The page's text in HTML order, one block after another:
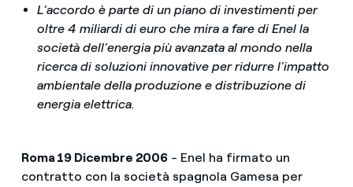
L’accordo è parte di un piano di investimenti per
oltre 4 miliardi di euro che mira a fare di Enel la
società dell’energia più avanzata al mondo nella
ricerca di soluzioni innovative per ridurre l’impatto
ambientale della produzione e distribuzione di
energia elettrica.
Roma 19 Dicembre 2006 - Enel ha firmato un
contratto con la società spagnola Gamesa per